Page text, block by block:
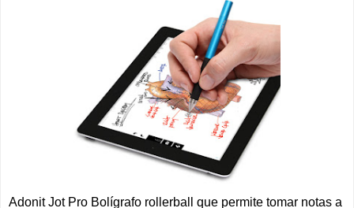
Adonit Jot Pro Bolígrafo rollerball que permite tomar notas a